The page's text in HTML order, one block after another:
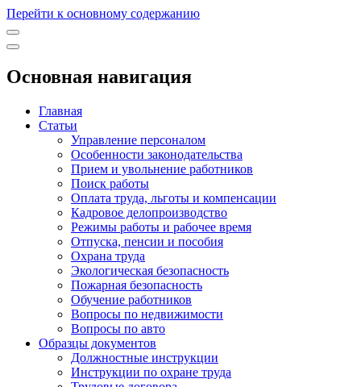
Перейти к основному содержанию
Основная навигация
Главная
Статьи
Управление персоналом
Особенности законодательства
Прием и увольнение работников
Поиск работы
Оплата труда, льготы и компенсации
Кадровое делопроизводство
Режимы работы и рабочее время
Отпуска, пенсии и пособия
Охрана труда
Экологическая безопасность
Пожарная безопасность
Обучение работников
Вопросы по недвижимости
Вопросы по авто
Образцы документов
Должностные инструкции
Инструкции по охране труда